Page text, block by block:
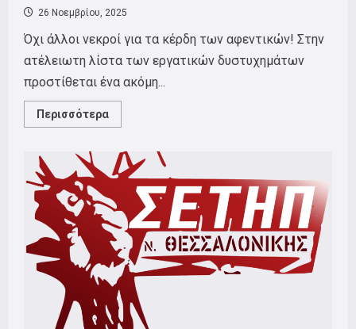
26 Νοεμβρίου, 2025
Όχι άλλοι νεκροί για τα κέρδη των αφεντικών! Στην
ατέλειωτη λίστα των εργατικών δυστυχημάτων
προστίθεται ένα ακόμη...
Περισσότερα
more
ΚΑΤΑΓΓΕΛΙΑ
ΓΙΑ
ΤΟ
ΕΡΓΑΤΙΚΟ
ΔΥΣΤΥΧΗΜΑ
ΣΤΟΝ
ΗΣΑΠ